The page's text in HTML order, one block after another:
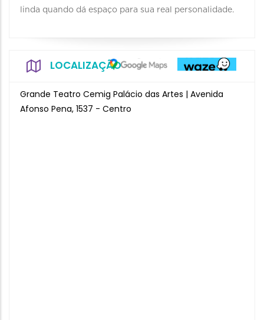
linda quando dá espaço para sua real personalidade.
LOCALIZAÇÃO
Grande Teatro Cemig Palácio das Artes | Avenida
Afonso Pena, 1537 - Centro